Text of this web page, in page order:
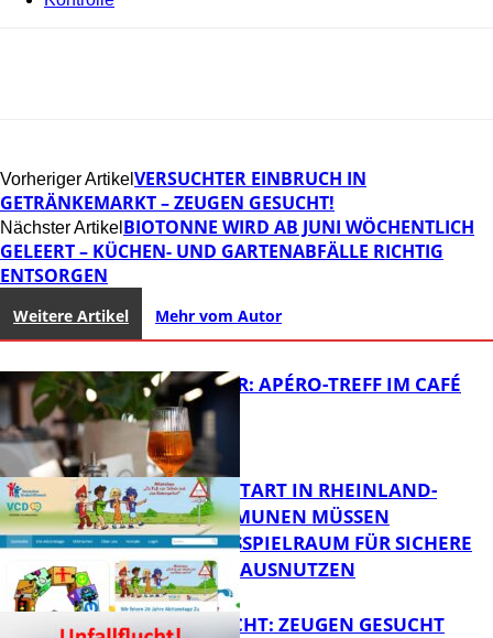
Vorheriger Artikel VERSUCHTER EINBRUCH IN
GETRÄNKEMARKT – ZEUGEN GESUCHT!
Nächster Artikel BIOTONNE WIRD AB JUNI WÖCHENTLICH
GELEERT – KÜCHEN- UND GARTENABFÄLLE RICHTIG
ENTSORGEN
Weitere Artikel Mehr vom Autor
FB Kultur
HOT SUMMER: APÉRO-TREFF IM CAFÉ
LUMA
ZUM SCHULSTART IN RHEINLAND-
PFALZ: KOMMUNEN MÜSSEN
HANDLUNGSSPIELRAUM FÜR SICHERE
SCHULWEGE AUSNUTZEN
UNFALLFLUCHT: ZEUGEN GESUCHT